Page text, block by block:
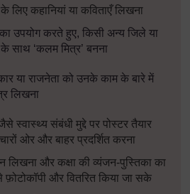
लिए कहानियां या कविताएँ लिखना
उपयोग करते हुए,किसी अन्य जिले या
के साथ ‘कलम मित्र’बनना
या राजनेता को उनके काम के बारे में
लिखना
स्वास्थ्य संबंधी मुद्दे पर पोस्टर तैयार
ओर और बाहर प्रदर्शित करना
लिखना और कक्षा की व्यंजन-पुस्तिका का
फ़ोटोकॉपी और वितरित किया जा सके